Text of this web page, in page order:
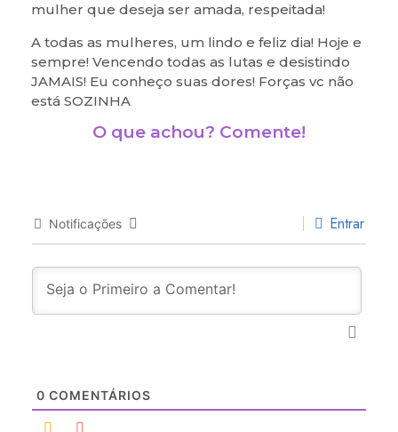
mulher que deseja ser amada, respeitada!
A todas as mulheres, um lindo e feliz dia! Hoje e
sempre! Vencendo todas as lutas e desistindo
JAMAIS! Eu conheço suas dores! Forças vc não
está SOZINHA
O que achou? Comente!
Notificações Entrar
0 COMENTÁRIOS